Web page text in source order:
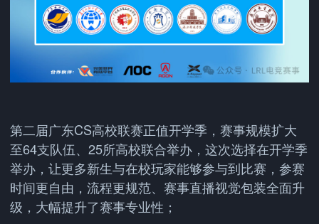
第二届广东CS高校联赛正值开学季，赛事规模扩大
至64支队伍、25所高校联合举办，这次选择在开学季
举办，让更多新生与在校玩家能够参与到比赛，参赛
时间更自由，流程更规范、赛事直播视觉包装全面升
级，大幅提升了赛事专业性；